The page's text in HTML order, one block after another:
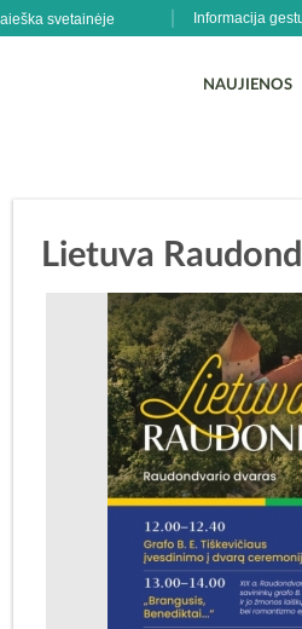
Informacija
NAUJIENOS
Lietuva